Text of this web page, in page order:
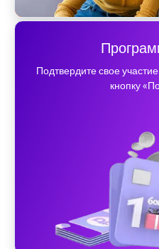
Подтвердите свое
кнопку